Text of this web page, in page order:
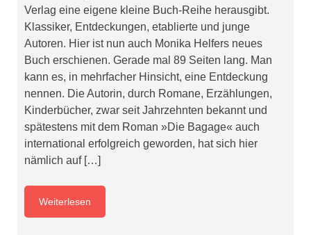
Verlag eine eigene kleine Buch-Reihe herausgibt.
Klassiker, Entdeckungen, etablierte und junge
Autoren. Hier ist nun auch Monika Helfers neues
Buch erschienen. Gerade mal 89 Seiten lang. Man
kann es, in mehrfacher Hinsicht, eine Entdeckung
nennen. Die Autorin, durch Romane, Erzählungen,
Kinderbücher, zwar seit Jahrzehnten bekannt und
spätestens mit dem Roman »Die Bagage« auch
international erfolgreich geworden, hat sich hier
nämlich auf […]
Weiterlesen